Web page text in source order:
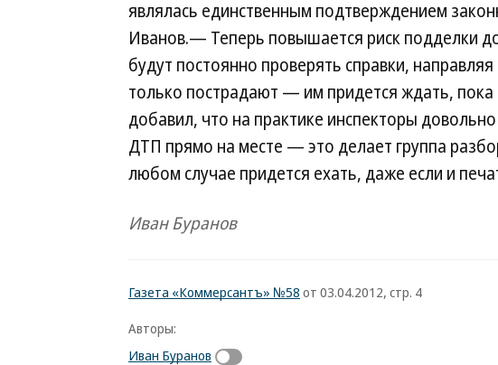
являлась единственным подтверждением
Иванов.— Теперь повышается риск подделки
будут постоянно проверять справки,
только пострадают — им придется ждать, пока
добавил, что на практике инспекторы
ДТП прямо на месте — это делает группа
любом случае придется ехать, даже если и
Иван Буранов
Газета «Коммерсантъ» №58 от 03.04.2012, стр. 4
Авторы:
Иван Буранов